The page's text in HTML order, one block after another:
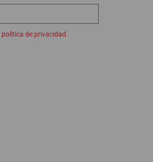
política de privacidad